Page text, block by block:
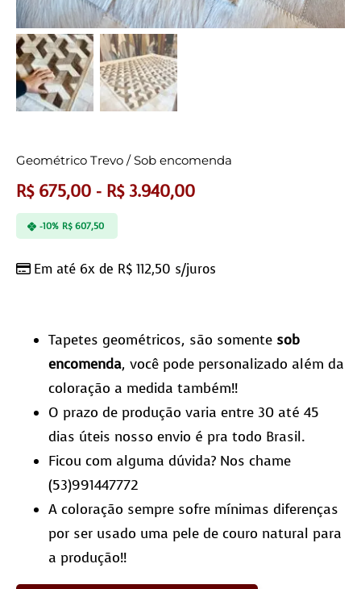
Geométrico Trevo / Sob encomenda
R$675,00 - R$3.940,00
Em até 6x de R$ 112,50 s/juros
-10% R$607,50
Tapetes geométricos, são somente sob
encomenda, você pode personalizado além da
coloração a medida também!!
O prazo de produção varia entre 30 até 45
dias úteis nosso envio é pra todo Brasil.
Ficou com alguma dúvida? Nos chame
(53)991447772
A coloração sempre sofre mínimas diferenças
por ser usado uma pele de couro natural para
a produção!!